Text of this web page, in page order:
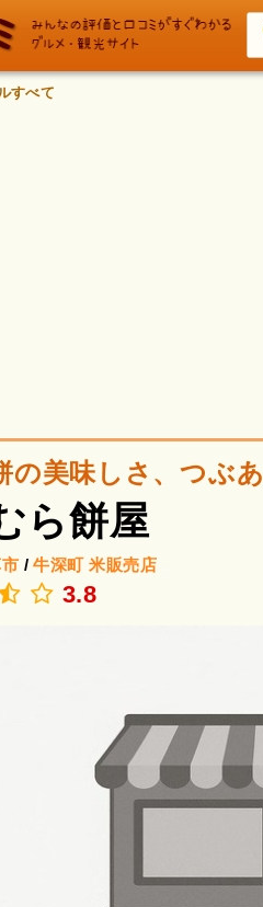
すべて
の美味しさ、つぶあ
ら餅屋
/牛深町 米販売店
3.8